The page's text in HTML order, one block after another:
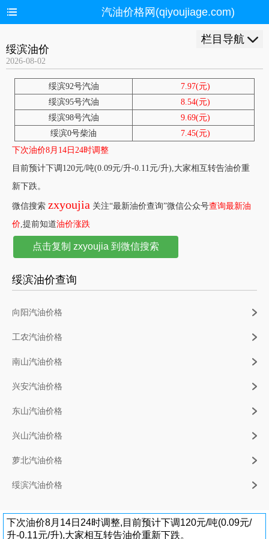
汽油价格网(qiyoujiage.com)
栏目导航
绥滨油价
2026-08-02
绥滨92号汽油
7.97(元)
绥滨95号汽油
8.54(元)
绥滨98号汽油
9.69(元)
绥滨0号柴油
7.45(元)
下次油价8月14日24时调整
目前预计下调120元/吨(0.09元/升-0.11元/升),大家相互转告油价重
新下跌。
微信搜索 zxyoujia 关注“最新油价查询”微信公众号查询最新油
价,提前知道油价涨跌
点击复制 zxyoujia 到微信搜索
绥滨油价查询
向阳汽油价格
工农汽油价格
南山汽油价格
兴安汽油价格
东山汽油价格
兴山汽油价格
萝北汽油价格
绥滨汽油价格
下次油价8月14日24时调整,目前预计下调120元/吨(0.09元/
升-0.11元/升),大家相互转告油价重新下跌。